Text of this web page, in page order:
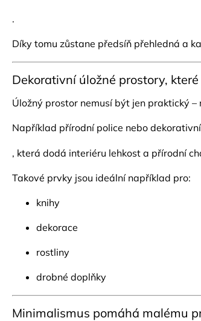
.
Díky tomu zůstane předsíň přehledná a
Dekorativní úložné prostory,
Úložný prostor nemusí být jen praktický –
Například přírodní police nebo
, která dodá interiéru lehkost a přírodní
Takové prvky jsou ideální například pro:
knihy
dekorace
rostliny
drobné doplňky
Minimalismus pomáhá malému